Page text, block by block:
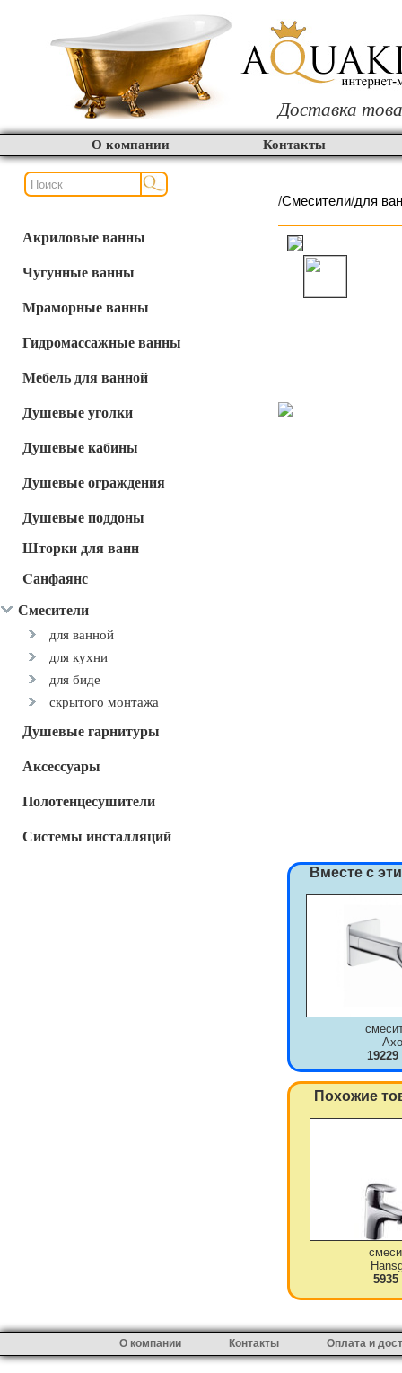
Доставка
О компании Контакты
Акриловые ванны
Чугунные ванны
Мраморные ванны
Гидромассажные ванны
Мебель для ванной
Душевые уголки
Душевые кабины
Душевые ограждения
Душевые поддоны
Шторки для ванн
Cанфаянс
Смесители
для ванной
для кухни
для биде
скрытого монтажа
Душевые гарнитуры
Аксессуары
Полотенцесушители
Системы инсталляций
/Смесители/для
Вместе с
19229
Похожие
5935
О компании Контакты Оплата и